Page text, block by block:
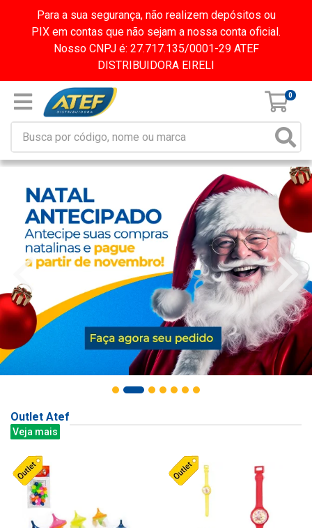
Para a sua segurança, não realizem depósitos ou
PIX em contas que não sejam a nossa conta oficial.
Nosso CNPJ é: 27.717.135/0001-29 ATEF
DISTRIBUIDORA EIRELI
0
Outlet Atef
Veja mais